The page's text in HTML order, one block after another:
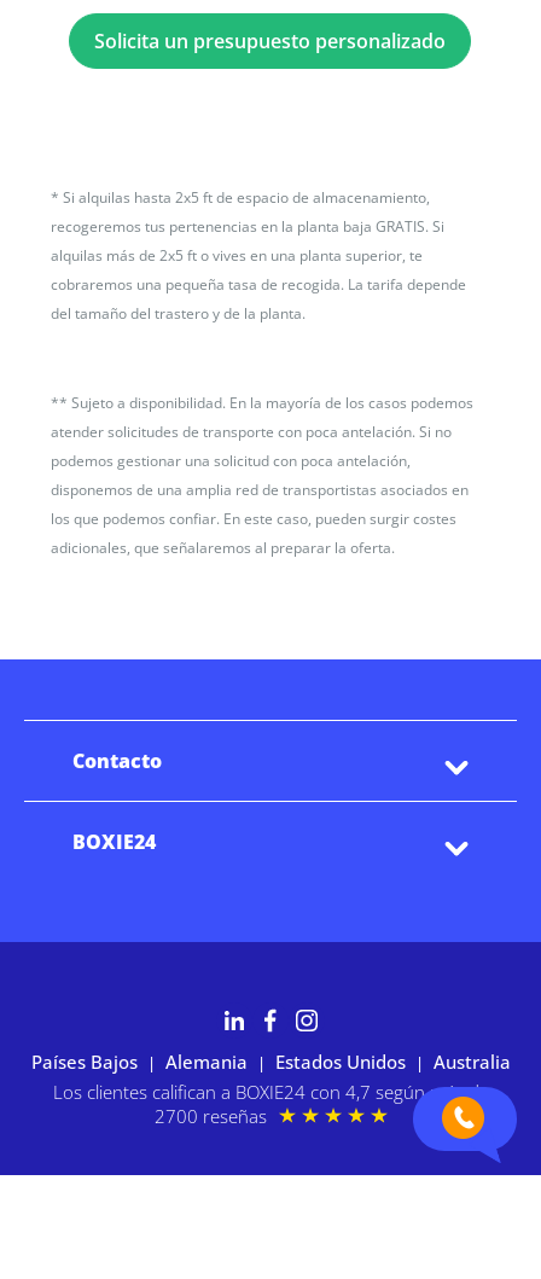
Solicita un presupuesto personalizado
*Si alquilas hasta 2x5 ft de espacio de almacenamiento,
recogeremos tus pertenencias en la planta baja GRATIS. Si
alquilas más de 2x5 ft o vives en una planta superior, te
cobraremos una pequeña tasa de recogida. La tarifa depende
del tamaño del trastero y de la planta.
**Sujeto a disponibilidad. En la mayoría de los casos podemos
atender solicitudes de transporte con poca antelación. Si no
podemos gestionar una solicitud con poca antelación,
disponemos de una amplia red de transportistas asociados en
los que podemos confiar. En este caso, pueden surgir costes
adicionales, que señalaremos al preparar la oferta.
Contacto
BOXIE24
Países Bajos | Alemania | Estados Unidos |
Australia
Los clientes califican a BOXIE24 con 4,7 según más de
2700 reseñas